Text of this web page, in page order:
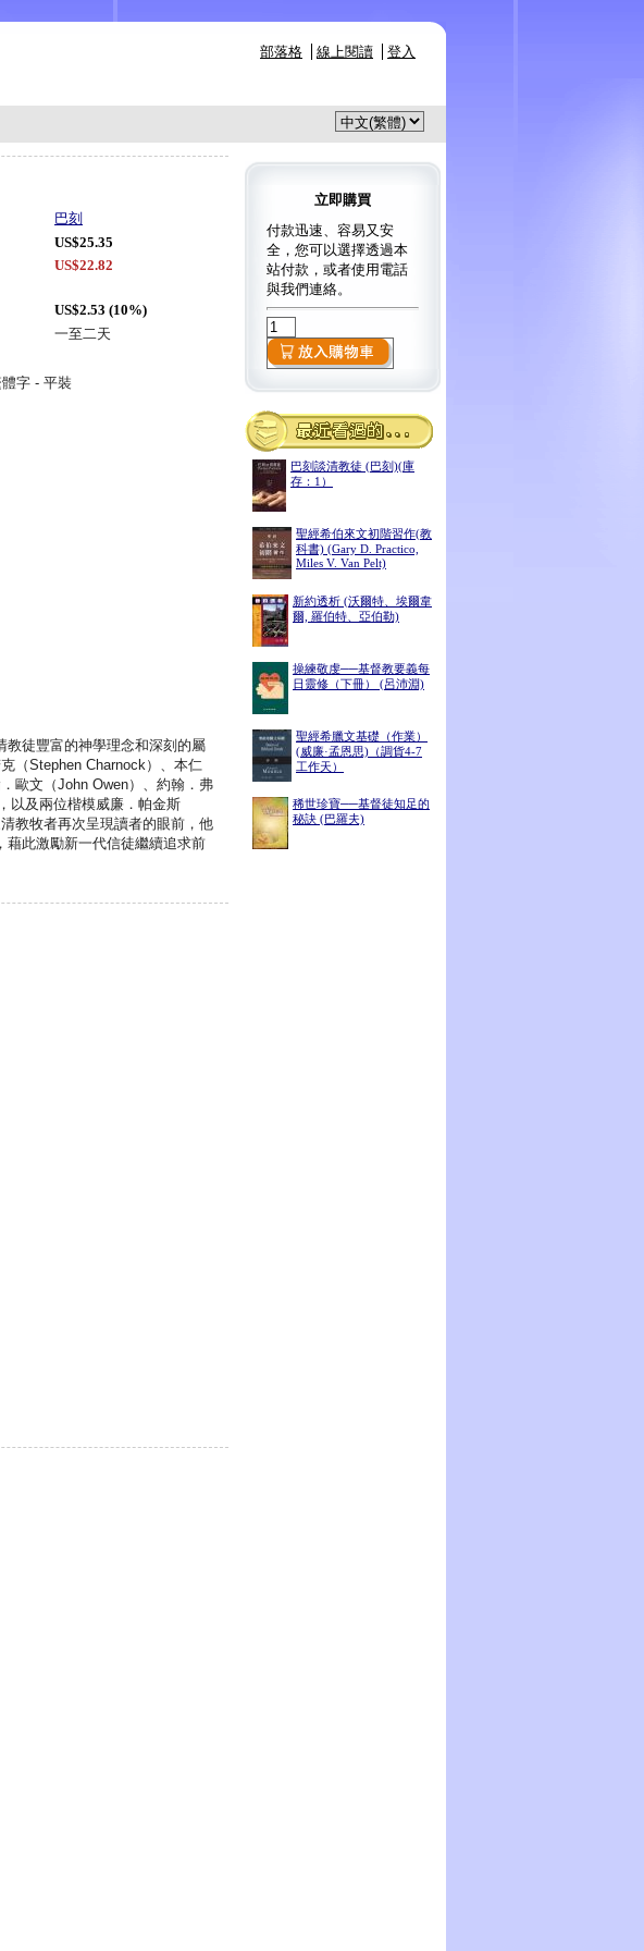
部落格 線上閱讀 登入
立即購買
付款迅速、容易又安
全，您可以選擇透過本
站付款，或者使用電話
與我們連絡。
巴刻談清教徒 (巴刻)(庫
存：1）
聖經希伯來文初階習作(教
科書) (Gary D. Practico,
Miles V. Van Pelt)
新約透析 (沃爾特、埃爾韋
爾, 羅伯特、亞伯勒)
操練敬虔──基督教要義每
日靈修（下冊） (呂沛淵)
聖經希臘文基礎（作業）
(威廉·孟恩思)（調貨4-7
工作天）
稀世珍寶──基督徒知足的
秘訣 (巴羅夫)
巴刻
US$25.35
US$22.82
US$2.53 (10%)
一至二天
字 - 平裝
徒豐富的神學理念和深刻的屬
（Stephen Charnock）、本仁
歐文（John Owen）、約翰．弗
以及兩位楷模威廉．帕金斯
教牧者再次呈現讀者的眼前，他
藉此激勵新一代信徒繼續追求前